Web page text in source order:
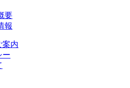
案内
ー